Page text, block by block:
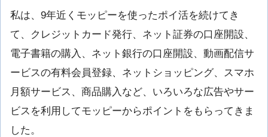
私は、9年近くモッピーを使ったポイ活を続けてき
て、クレジットカード発行、ネット証券の口座開設、
電子書籍の購入、ネット銀行の口座開設、動画配信サ
ービスの有料会員登録、ネットショッピング、スマホ
月額サービス、商品購入など、いろいろな広告やサー
ビスを利用してモッピーからポイントをもらってきま
した。